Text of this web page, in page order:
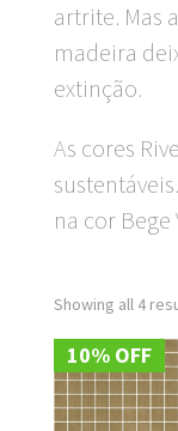
artrite. Mas
madeira
extinção.
As cores
na cor Bege
Showing all 4
10% OFF